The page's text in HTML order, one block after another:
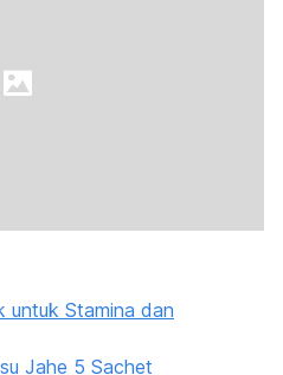
untuk Stamina dan
Jahe 5 Sachet